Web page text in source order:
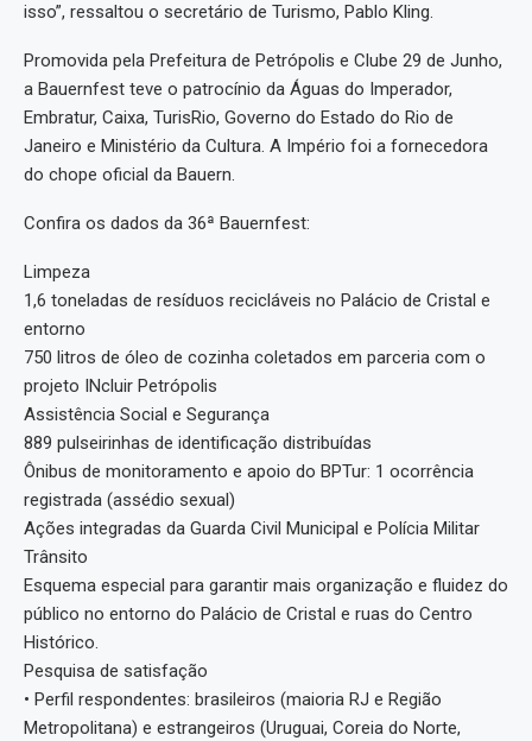
isso”, ressaltou o secretário de Turismo, Pablo Kling.
Promovida pela Prefeitura de Petrópolis e Clube 29 de Junho,
a Bauernfest teve o patrocínio da Águas do Imperador,
Embratur, Caixa, TurisRio, Governo do Estado do Rio de
Janeiro e Ministério da Cultura. A Império foi a fornecedora
do chope oficial da Bauern.
Confira os dados da 36ª Bauernfest:
Limpeza
1,6 toneladas de resíduos recicláveis no Palácio de Cristal e
entorno
750 litros de óleo de cozinha coletados em parceria com o
projeto INcluir Petrópolis
Assistência Social e Segurança
889 pulseirinhas de identificação distribuídas
Ônibus de monitoramento e apoio do BPTur: 1 ocorrência
registrada (assédio sexual)
Ações integradas da Guarda Civil Municipal e Polícia Militar
Trânsito
Esquema especial para garantir mais organização e fluidez do
público no entorno do Palácio de Cristal e ruas do Centro
Histórico.
Pesquisa de satisfação
• Perfil respondentes: brasileiros (maioria RJ e Região
Metropolitana) e estrangeiros (Uruguai, Coreia do Norte,